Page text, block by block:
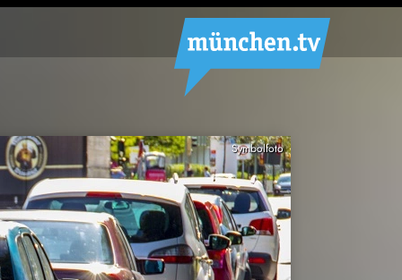
Symbolfoto